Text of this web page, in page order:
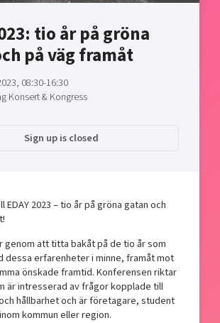
Women
collaboration
your business
Mjärdevitio år på gröna
på väg framåt
08:30-16:30
Konsert & Kongress
Sign up is closed
EDAY 2023 – tio år på gröna gatan och
genom att titta bakåt på de tio år som
dessa erfarenheter i minne, framåt mot
önskade framtid. Konferensen riktar
är intresserad av frågor kopplade till
hållbarhet och är företagare, student
kommun eller region.